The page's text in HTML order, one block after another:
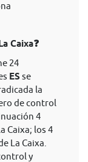
Caixa❓
24
ES se
la
de control
4
Caixa; los 4
La Caixa.
y